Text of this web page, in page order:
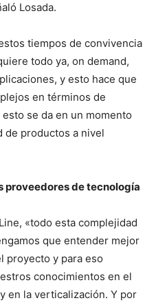
Losada.
tiempos de convivencia
todo ya, on demand,
y esto hace que
en términos de
se da en un momento
de productos a nivel
proveedores de tecnología
«todo esta complejidad
que entender mejor
proyecto y para eso
conocimientos en el
en la verticalización. Y por